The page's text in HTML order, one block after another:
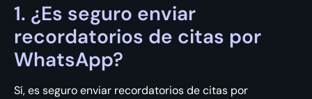
1. ¿Es seguro enviar
recordatorios de citas por
WhatsApp?
Sí, es seguro enviar recordatorios de citas por